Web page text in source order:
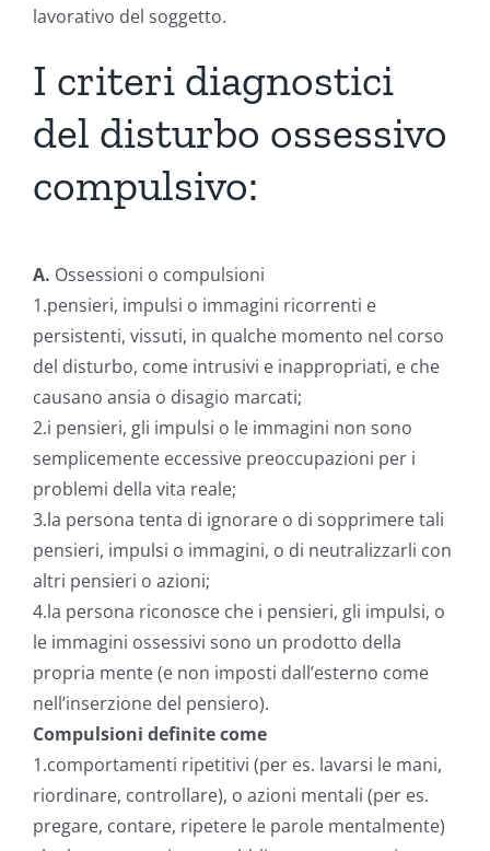
lavorativo del soggetto.
I criteri diagnostici
del disturbo ossessivo
compulsivo:
A. Ossessioni o compulsioni
1.pensieri, impulsi o immagini ricorrenti e
persistenti, vissuti, in qualche momento nel corso
del disturbo, come intrusivi e inappropriati, e che
causano ansia o disagio marcati;
2.i pensieri, gli impulsi o le immagini non sono
semplicemente eccessive preoccupazioni per i
problemi della vita reale;
3.la persona tenta di ignorare o di sopprimere tali
pensieri, impulsi o immagini, o di neutralizzarli con
altri pensieri o azioni;
4.la persona riconosce che i pensieri, gli impulsi, o
le immagini ossessivi sono un prodotto della
propria mente (e non imposti dall’esterno come
nell’inserzione del pensiero).
Compulsioni definite come
1.comportamenti ripetitivi (per es. lavarsi le mani,
riordinare, controllare), o azioni mentali (per es.
pregare, contare, ripetere le parole mentalmente)